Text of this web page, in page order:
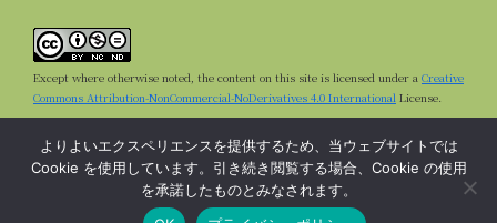
Except where otherwise noted, the content on this site is licensed under a Creative
Commons Attribution-NonCommercial-NoDerivatives 4.0 International License.
縄文神社.jp
よりよいエクスペリエンスを提供するため、当ウェブサイトでは
Cookie を使用しています。引き続き閲覧する場合、Cookie の使用
を承諾したものとみなされます。